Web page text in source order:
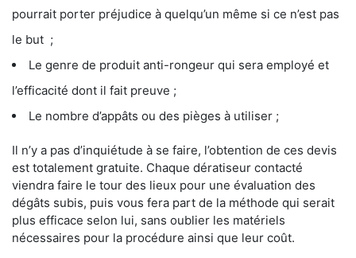
pourrait porter préjudice à quelqu’un même si ce n’est pas
le but ;
Le genre de produit anti-rongeur qui sera employé et
l’efficacité dont il fait preuve ;
Le nombre d’appâts ou des pièges à utiliser ;
Il n’y a pas d’inquiétude à se faire, l’obtention de ces devis
est totalement gratuite. Chaque dératiseur contacté
viendra faire le tour des lieux pour une évaluation des
dégâts subis, puis vous fera part de la méthode qui serait
plus efficace selon lui, sans oublier les matériels
nécessaires pour la procédure ainsi que leur coût.